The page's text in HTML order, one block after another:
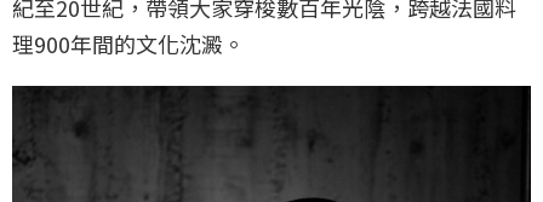
紀至20世紀，帶領大家穿梭數百年光陰，跨越法國料
理900年間的文化沈澱。